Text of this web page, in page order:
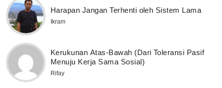
Harapan Jangan Terhenti oleh Sistem Lama
Ikram
Kerukunan Atas-Bawah (Dari Toleransi Pasif
Menuju Kerja Sama Sosial)
Rifay